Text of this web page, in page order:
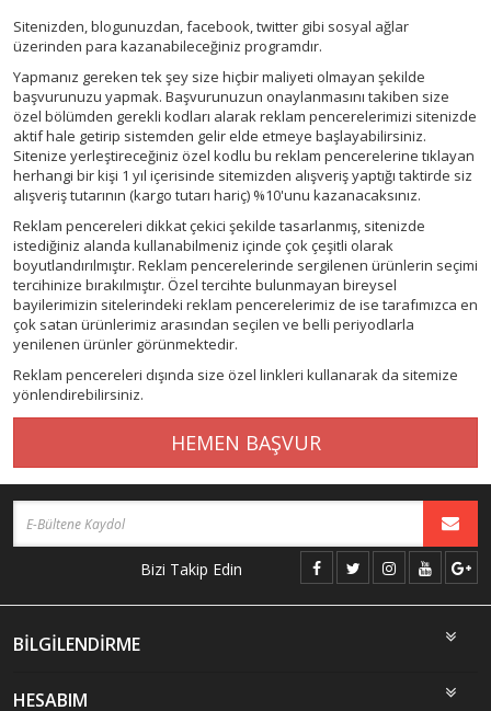
Sitenizden, blogunuzdan, facebook, twitter gibi sosyal ağlar
üzerinden para kazanabileceğiniz programdır.
Yapmanız gereken tek şey size hiçbir maliyeti olmayan şekilde
başvurunuzu yapmak. Başvurunuzun onaylanmasını takiben size
özel bölümden gerekli kodları alarak reklam pencerelerimizi sitenizde
aktif hale getirip sistemden gelir elde etmeye başlayabilirsiniz.
Sitenize yerleştireceğiniz özel kodlu bu reklam pencerelerine tıklayan
herhangi bir kişi 1 yıl içerisinde sitemizden alışveriş yaptığı taktirde siz
alışveriş tutarının (kargo tutarı hariç) %10'unu kazanacaksınız.
Reklam pencereleri dikkat çekici şekilde tasarlanmış, sitenizde
istediğiniz alanda kullanabilmeniz içinde çok çeşitli olarak
boyutlandırılmıştır. Reklam pencerelerinde sergilenen ürünlerin seçimi
tercihinize bırakılmıştır. Özel tercihte bulunmayan bireysel
bayilerimizin sitelerindeki reklam pencerelerimiz de ise tarafımızca en
çok satan ürünlerimiz arasından seçilen ve belli periyodlarla
yenilenen ürünler görünmektedir.
Reklam pencereleri dışında size özel linkleri kullanarak da sitemize
yönlendirebilirsiniz.
HEMEN BAŞVUR
Bizi Takip Edin
BİLGİLENDİRME
HESABIM